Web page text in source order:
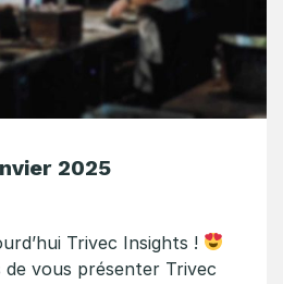
2025
Trivec Insights !
de vous présenter Trivec